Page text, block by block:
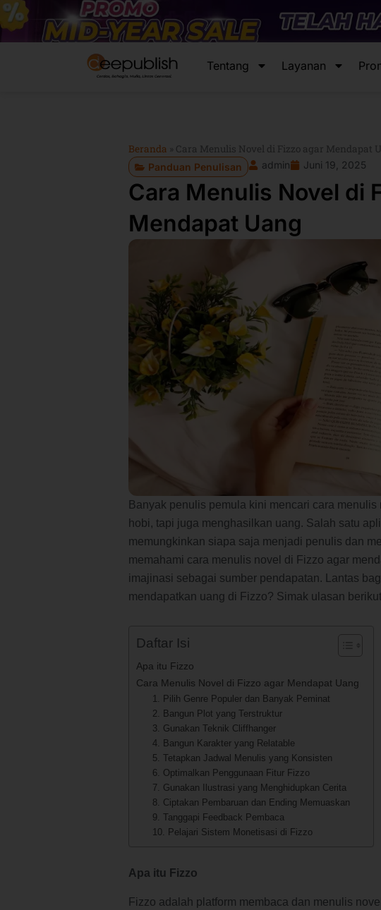
Lewati
ke
konten
Tentang
Layanan
Beranda Cara Menulis Novel di Fizzo agar Mendapat
Panduan Penulisan admin Juni 19, 2025
Cara Menulis Novel di
Mendapat Uang
Banyak penulis pemula kini mencari cara
hobi, tapi juga menghasilkan uang. Salah satu
memungkinkan siapa saja menjadi penulis dan
memahami cara menulis novel di Fizzo agar
imajinasi sebagai sumber pendapatan. Lantas
mendapatkan uang di Fizzo? Simak ulasan
Daftar Isi
Apa itu Fizzo
Cara Menulis Novel di Fizzo agar Mendapat Uang
1. Pilih Genre Populer dan Banyak Peminat
2. Bangun Plot yang Terstruktur
3. Gunakan Teknik Cliffhanger
4. Bangun Karakter yang Relatable
5. Tetapkan Jadwal Menulis yang Konsisten
6. Optimalkan Penggunaan Fitur Fizzo
7. Gunakan Ilustrasi yang Menghidupkan Cerita
8. Ciptakan Pembaruan dan Ending Memuaskan
9. Tanggapi Feedback Pembaca
10. Pelajari Sistem Monetisasi di Fizzo
Apa itu Fizzo
Fizzo adalah platform membaca dan menulis